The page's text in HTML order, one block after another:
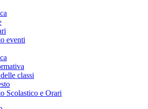
eventi
classi
Scolastico e Orari